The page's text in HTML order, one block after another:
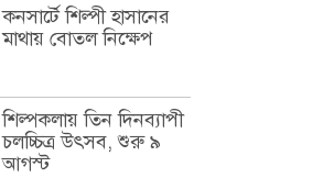
কনসার্টে শিল্পী হাসানের
মাথায় বোতল নিক্ষেপ
শিল্পকলায় তিন দিনব্যাপী
চলচ্চিত্র উৎসব, শুরু ৯
আগস্ট